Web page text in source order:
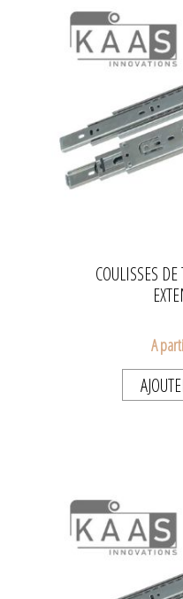
COULISSES
A